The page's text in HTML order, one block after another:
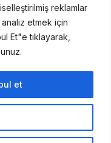
reklamlar
etmek için
Et"e tıklayarak,
et
Terimler